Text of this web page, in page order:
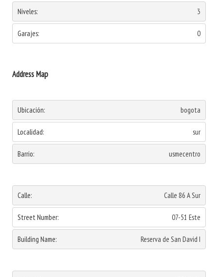
Niveles: 3
Garajes: 0
Address Map
Ubicación: bogota
Localidad: sur
Barrio: usmecentro
Calle: Calle 86 A Sur
Street Number: 07-51 Este
Building Name: Reserva de San David I